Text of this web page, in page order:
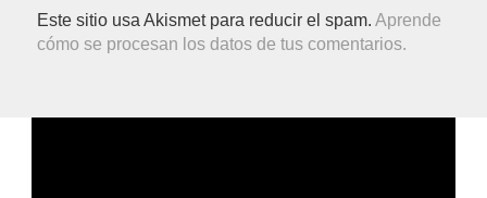
Este sitio usa Akismet para reducir el spam.Aprende
cómo se procesan los datos de tus comentarios.